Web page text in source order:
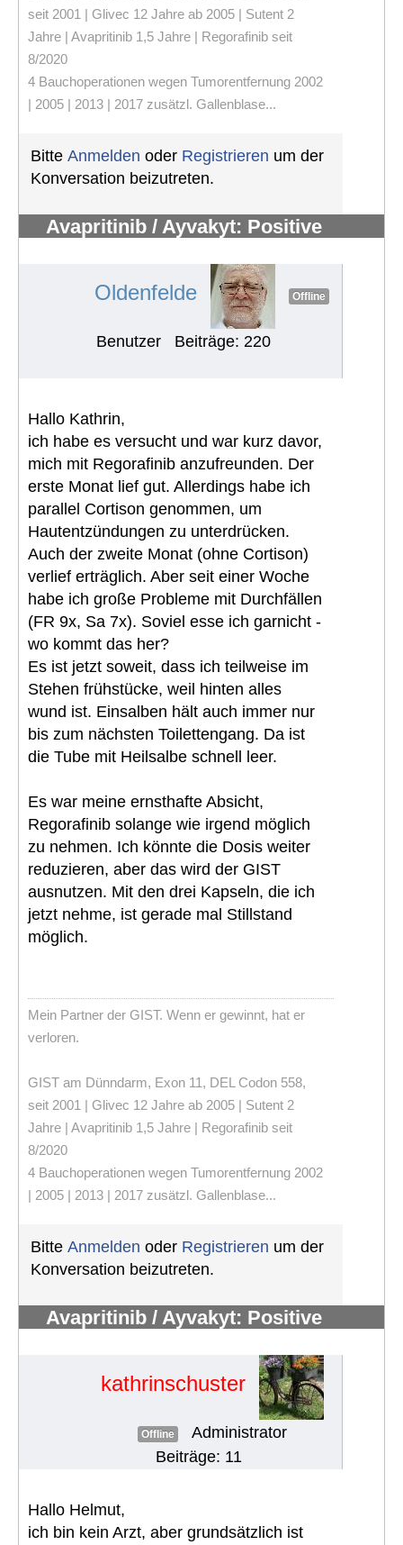
seit 2001 | Glivec 12 Jahre ab 2005 | Sutent 2
Jahre | Avapritinib 1,5 Jahre | Regorafinib seit
8/2020
4 Bauchoperationen wegen Tumorentfernung 2002
| 2005 | 2013 | 2017 zusätzl. Gallenblase...
Bitte Anmelden oder Registrieren um der
Konversation beizutreten.
Avapritinib / Ayvakyt: Positive
Oldenfelde Offline
Benutzer Beiträge: 220
Hallo Kathrin,
ich habe es versucht und war kurz davor,
mich mit Regorafinib anzufreunden. Der
erste Monat lief gut. Allerdings habe ich
parallel Cortison genommen, um
Hautentzündungen zu unterdrücken.
Auch der zweite Monat (ohne Cortison)
verlief erträglich. Aber seit einer Woche
habe ich große Probleme mit Durchfällen
(FR 9x, Sa 7x). Soviel esse ich garnicht -
wo kommt das her?
Es ist jetzt soweit, dass ich teilweise im
Stehen frühstücke, weil hinten alles
wund ist. Einsalben hält auch immer nur
bis zum nächsten Toilettengang. Da ist
die Tube mit Heilsalbe schnell leer.
Es war meine ernsthafte Absicht,
Regorafinib solange wie irgend möglich
zu nehmen. Ich könnte die Dosis weiter
reduzieren, aber das wird der GIST
ausnutzen. Mit den drei Kapseln, die ich
jetzt nehme, ist gerade mal Stillstand
möglich.
Mein Partner der GIST. Wenn er gewinnt, hat er
verloren.
GIST am Dünndarm, Exon 11, DEL Codon 558,
seit 2001 | Glivec 12 Jahre ab 2005 | Sutent 2
Jahre | Avapritinib 1,5 Jahre | Regorafinib seit
8/2020
4 Bauchoperationen wegen Tumorentfernung 2002
| 2005 | 2013 | 2017 zusätzl. Gallenblase...
Bitte Anmelden oder Registrieren um der
Konversation beizutreten.
Avapritinib / Ayvakyt: Positive
kathrinschuster
Offline
Administrator
Beiträge: 11
Hallo Helmut,
ich bin kein Arzt, aber grundsätzlich ist